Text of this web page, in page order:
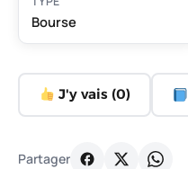
Bourse
J'y vais (0)
Partager